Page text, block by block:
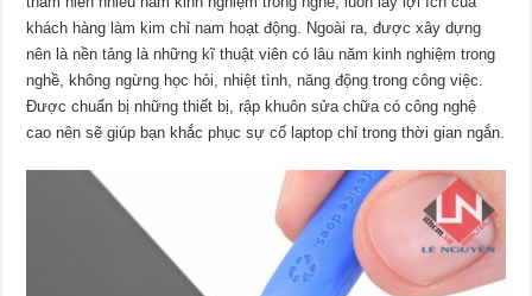
khách hàng làm kim chỉ nam hoạt động. Ngoài ra, được xây dựng
nên là nền tảng là những kĩ thuật viên có lâu năm kinh nghiệm trong
nghề, không ngừng học hỏi, nhiệt tình, năng động trong công việc.
Được chuẩn bị những thiết bị, rập khuôn sửa chữa có công nghệ
cao nên sẽ giúp bạn khắc phục sự cố laptop chỉ trong thời gian ngắn.